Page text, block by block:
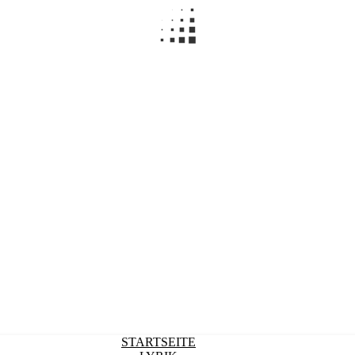
STARTSEITE